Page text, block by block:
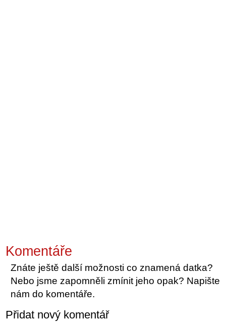
Komentáře
Znáte ještě další možnosti co znamená datka?
Nebo jsme zapomněli zmínit jeho opak? Napište
nám do komentáře.
Přidat nový komentář